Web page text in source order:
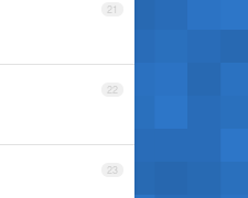
21
22
23